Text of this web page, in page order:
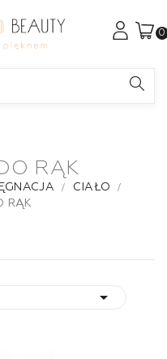
0
RĄK
CIAŁO
RĄK
